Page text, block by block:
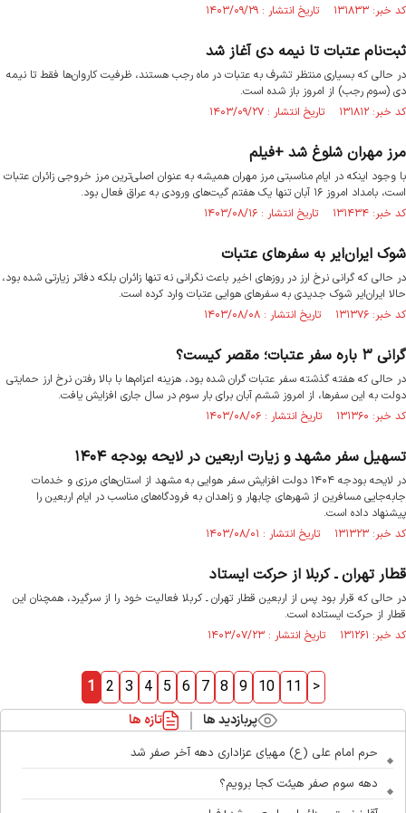
کد خبر: ۱۳۱۸۳۳ تاریخ انتشار : ۱۴۰۳/۰۹/۲۹
ثبت‌نام عتبات تا نیمه دی آغاز شد
در حالی که بسیاری منتظر تشرف به عتبات در ماه رجب هستند، ظرفیت‌ کاروان‌ها فقط تا نیمه
دی (سوم رجب) از امروز باز شده است.
کد خبر: ۱۳۱۸۱۲ تاریخ انتشار : ۱۴۰۳/۰۹/۲۷
مرز مهران شلوغ شد +فیلم
با وجود اینکه در ایام مناسبتی مرز مهران همیشه به عنوان اصلی‌ترین مرز خروجی زائران عتبات
است، بامداد امروز ۱۶ آبان تنها یک هفتم گیت‌های ورودی به عراق فعال بود.
کد خبر: ۱۳۱۴۳۴ تاریخ انتشار : ۱۴۰۳/۰۸/۱۶
شوک ایران‌ایر به سفرهای عتبات
در حالی که گرانی نرخ ارز در روزهای اخیر باعث نگرانی نه تنها زائران بلکه دفاتر زیارتی شده بود،
حالا ایران‌ایر شوک جدیدی به سفرهای هوایی عتبات وارد کرده است.
کد خبر: ۱۳۱۳۷۶ تاریخ انتشار : ۱۴۰۳/۰۸/۰۸
گرانی ۳ باره سفر عتبات؛ مقصر کیست؟
در حالی که هفته گذشته سفر عتبات گران شده بود، هزینه اعزام‌ها با بالا رفتن نرخ ارز حمایتی
دولت به این سفرها، از امروز ششم آبان برای بار سوم در سال جاری افزایش یافت.
کد خبر: ۱۳۱۳۶۰ تاریخ انتشار : ۱۴۰۳/۰۸/۰۶
تسهیل سفر مشهد و زیارت اربعین در لایحه بودجه ۱۴۰۴
در لایحه بودجه ۱۴۰۴ دولت افزایش سفر هوایی به مشهد از استان‌های مرزی و خدمات
جابه‌جایی مسافرین از شهرهای چابهار و زاهدان به فرودگاه‌های مناسب در ایام اربعین را
پیشنهاد داده است.
کد خبر: ۱۳۱۳۲۳ تاریخ انتشار : ۱۴۰۳/۰۸/۰۱
قطار تهران ـ کربلا از حرکت ایستاد
در حالی که قرار بود پس از اربعین قطار تهران ـ کربلا فعالیت خود را از سرگیرد، همچنان این
قطار از حرکت ایستاده است.
کد خبر: ۱۳۱۲۶۱ تاریخ انتشار : ۱۴۰۳/۰۷/۲۳
1 2 3 4 5 6 7 8 9 10 11 >
پربازدید ها تازه ها
حرم امام علی (ع) مهیای عزاداری دهه آخر صفر شد
دهه سوم صفر هیئت کجا برویم؟